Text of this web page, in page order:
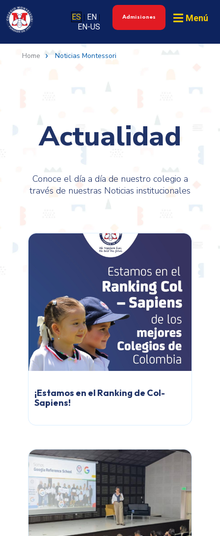
ES | EN |
EN-US
Admisiones Menú
Home Noticias Montessori
Actualidad
Conoce el día a día de nuestro colegio a
través de nuestras Noticias institucionales
¡Estamos en el Ranking de Col-
Sapiens!